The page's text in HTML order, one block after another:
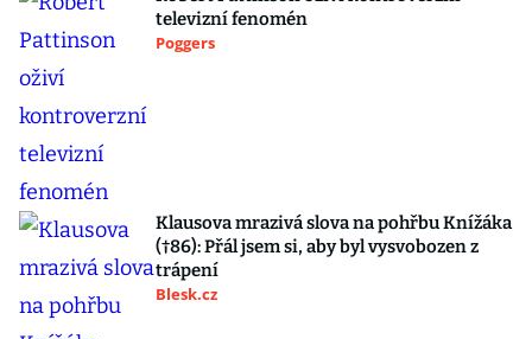
televizní fenomén
Poggers
Klausova mrazivá slova na pohřbu Knížáka
(†86): Přál jsem si, aby byl vysvobozen z
trápení
Blesk.cz